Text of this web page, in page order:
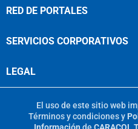
RED DE PORTALES
SERVICIOS CORPORATIVOS
LEGAL
El uso de este sitio web
Términos y condicionesy